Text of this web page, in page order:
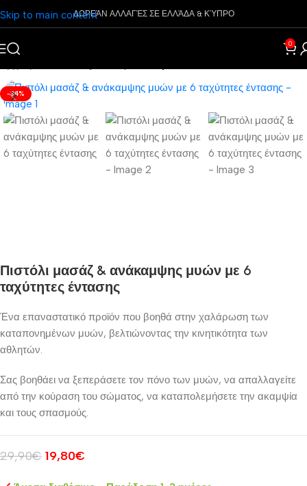
Skip to main contentΔΩΡΕΆΝ ΑΛΛΑΓΈΣ ΣΕ ΕΛΛΆΔΑ & ΚΎΠΡΟ
0
-34%
Πιστόλι μασάζ & ανάκαμψης μυών με 6
ταχύτητες έντασης
Ένα επαναστατικό προϊόν που βοηθά στην χαλάρωση των
καταπονημένων μυών, βελτιώνοντας την κινητικότητα των
αθλητών.
Σας βοηθάει να ξεπεράσετε τον πόνο των μυών, να απαλλαγείτε
από την κούραση του σώματος, να καταπολεμήσετε την ακαμψία
και τους σπασμούς.
29,90€ 19,80€